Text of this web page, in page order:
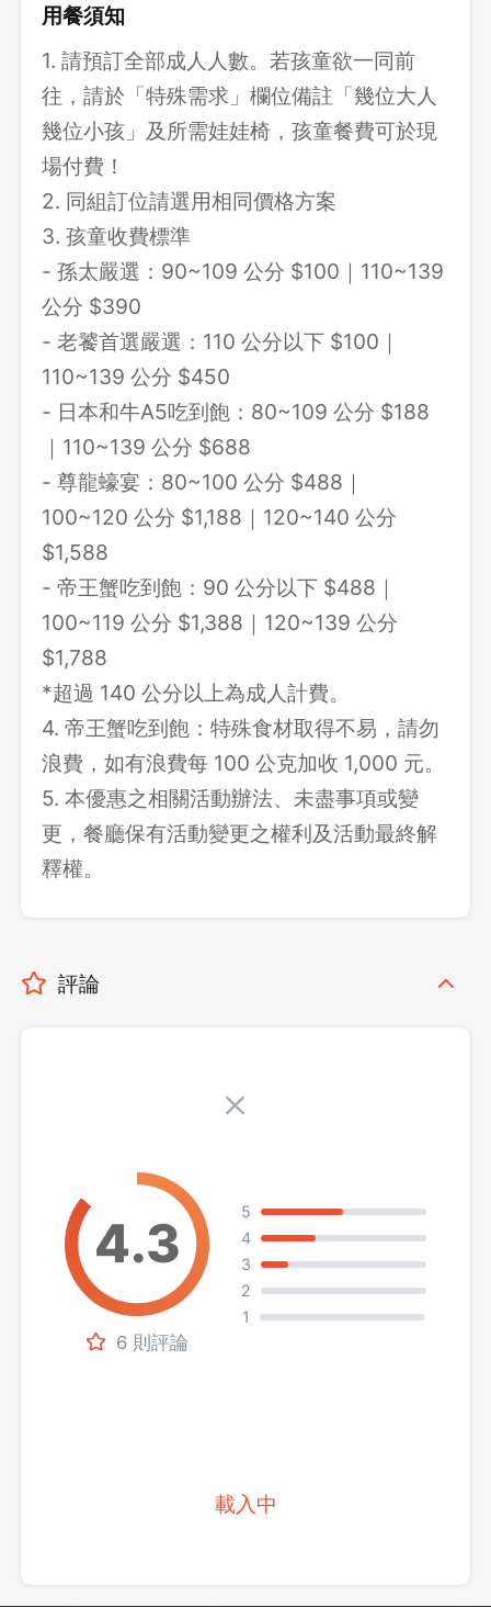
用餐須知
1. 請預訂全部成人人數。若孩童欲一同前
往，請於「特殊需求」欄位備註「幾位大人
幾位小孩」及所需娃娃椅，孩童餐費可於現
場付費！
2. 同組訂位請選用相同價格方案
3. 孩童收費標準
- 孫太嚴選：90~109 公分 $100｜110~139
公分 $390
- 老饕首選嚴選：110 公分以下 $100｜
110~139 公分 $450
- 日本和牛A5吃到飽：80~109 公分 $188
｜110~139 公分 $688
- 尊龍蠔宴：80~100 公分 $488｜
100~120 公分 $1,188｜120~140 公分
$1,588
- 帝王蟹吃到飽：90 公分以下 $488｜
100~119 公分 $1,388｜120~139 公分
$1,788
*超過 140 公分以上為成人計費。
4. 帝王蟹吃到飽：特殊食材取得不易，請勿
浪費，如有浪費每 100 公克加收 1,000 元。
5. 本優惠之相關活動辦法、未盡事項或變
更，餐廳保有活動變更之權利及活動最終解
釋權。
評論
6 則評論
5
4
3
2
1
載入中